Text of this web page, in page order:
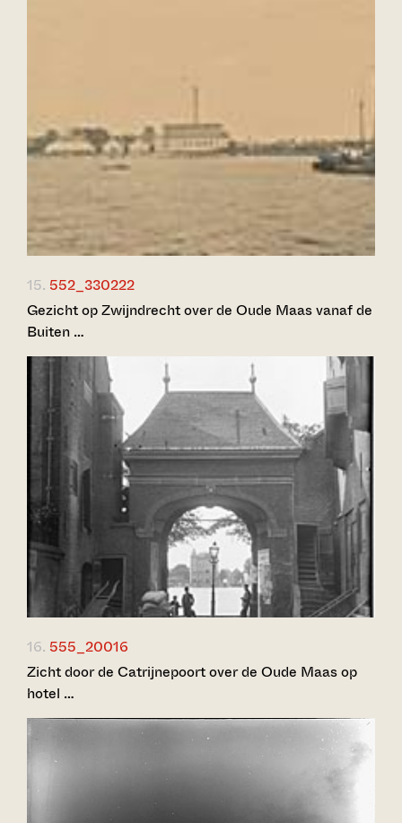
15. 552_330222
Gezicht op Zwijndrecht over de Oude Maas vanaf de
Buiten …
16. 555_20016
Zicht door de Catrijnepoort over de Oude Maas op
hotel …